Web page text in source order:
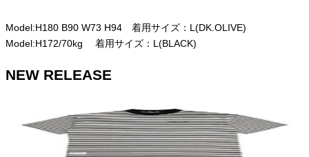
Model:H180 B90 W73 H94 着用サイズ：L(DK.OLIVE)
Model:H172/70kg 着用サイズ：L(BLACK)
NEW RELEASE